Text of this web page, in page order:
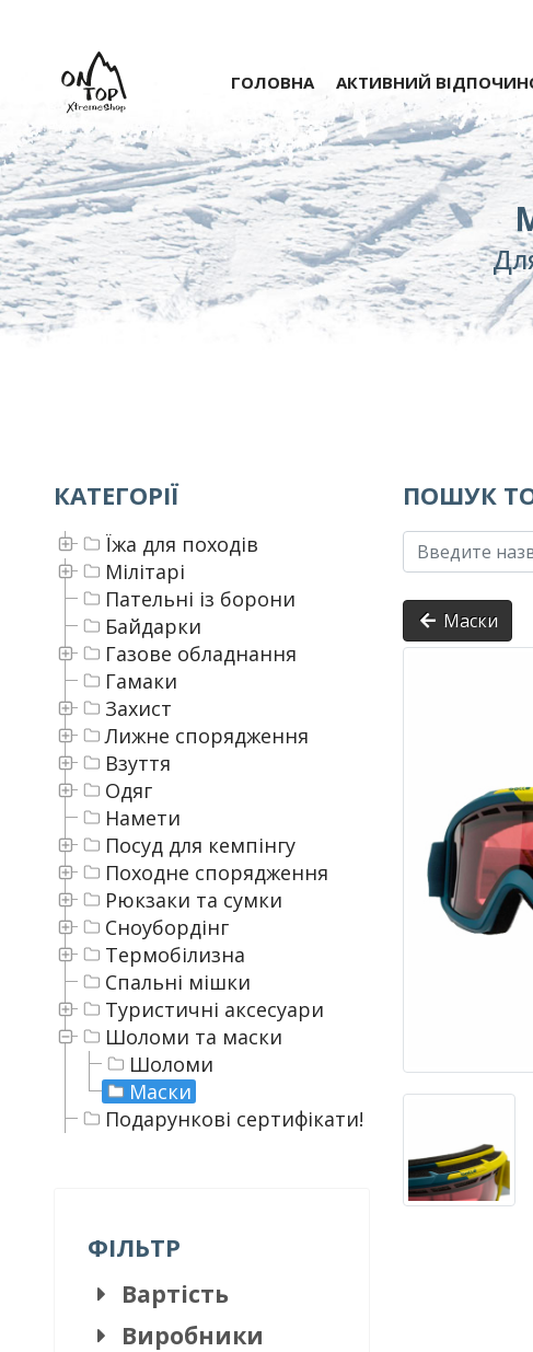
ГОЛОВНА АКТИВНИЙ
КАТЕГОРІЇ
Подарункові сертифікати!
Шоломи та маски
Шоломи
Маски
Туристичні аксесуари
Спальні мішки
Термобілизна
Сноубордінг
Рюкзаки та сумки
Походне спорядження
Посуд для кемпінгу
Намети
Одяг
Взуття
Лижне спорядження
Захист
Гамаки
Газове обладнання
Байдарки
Пательні із борони
Мілітарі
Їжа для походів
ФІЛЬТР
Вартість
Виробники
ПОШУК
Маски